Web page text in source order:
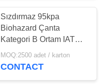
Sızdırmaz 95kpa
Biohazard Çanta
Kategori B Ortam IATA
Biohazard Taşıma
Çantası
MOQ:2500 adet / karton
CONTACT